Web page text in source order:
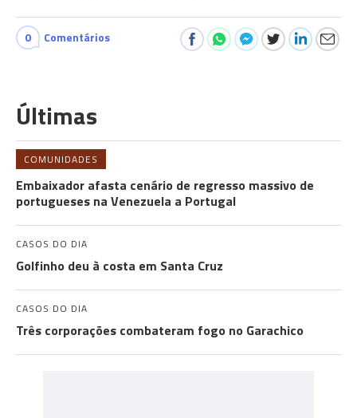
0 Comentários
Últimas
COMUNIDADES
Embaixador afasta cenário de regresso massivo de
portugueses na Venezuela a Portugal
CASOS DO DIA
Golfinho deu à costa em Santa Cruz
CASOS DO DIA
Três corporações combateram fogo no Garachico